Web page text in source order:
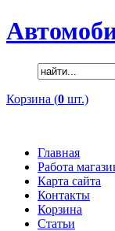
Корзина (0 шт.)
Главная
Работа
Карта сайта
Контакты
Корзина
Статьи